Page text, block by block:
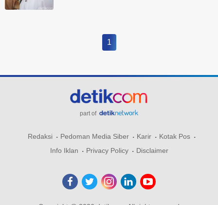
1
part of
Redaksi Pedoman Media Siber Karir
Kotak Pos
Info Iklan
Privacy Policy Disclaimer